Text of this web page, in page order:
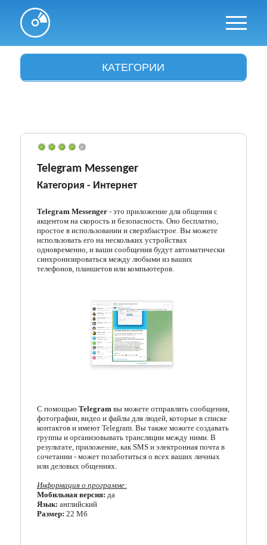
КАТЕГОРИИ
Аудио и видео
Браузеры
Графика
Драйвера
Интересное
Интернет и сети
Менеджеры загрузок
Мессенджеры
Организация файлов
Работа с CD/DVD
Разгон и мониторинг
Системные утилиты
Тестирование онлайн
Другие программы
Telegram Messenger
Категория - Интернет
Telegram Messenger- это приложение для общения с
акцентом на скорость и безопасность. Оно бесплатно,
простое в использовании и сверхбыстрое. Вы можете
использовать его на нескольких устройствах
одновременно, и ваши сообщения будут автоматически
синхронизироваться между любыми из ваших
телефонов, планшетов или компьютеров.
С помощью Telegramвы можете отправлять сообщения,
фотографии, видео и файлы для людей, которые в списке
контактов и имеют Telegram. Вы также можете создавать
группы и организовывать трансляции между ними. В
результате, приложение, как SMS и электронная почта в
сочетании - может позаботиться о всех ваших личных
или деловых общениях.
Информация о программе:
Мобильная версия: да
Язык: английский
Размер: 22 Мб